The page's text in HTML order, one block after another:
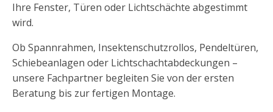
Ihre Fenster, Türen oder Lichtschächte abgestimmt
wird.
Ob Spannrahmen, Insektenschutzrollos, Pendeltüren,
Schiebeanlagen oder Lichtschachtabdeckungen –
unsere Fachpartner begleiten Sie von der ersten
Beratung bis zur fertigen Montage.